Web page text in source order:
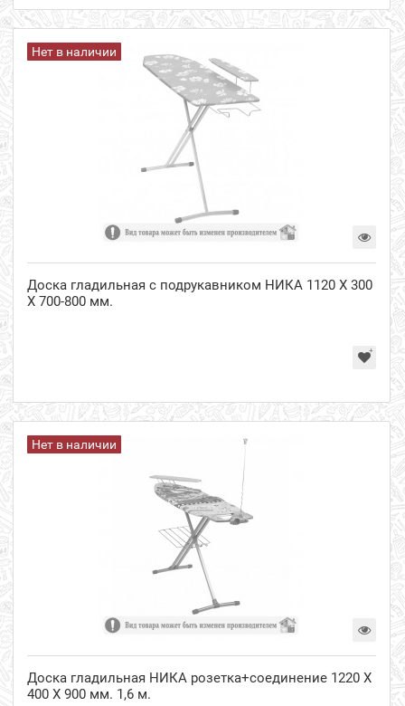
Нет в наличии
Доска гладильная с подрукавником НИКА 1120 Х 300
Х 700-800 мм.
Нет в наличии
Доска гладильная НИКА розетка+соединение 1220 Х
400 Х 900 мм. 1,6 м.